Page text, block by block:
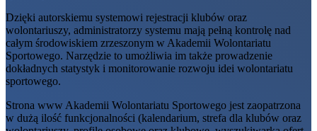
Dzięki autorskiemu systemowi rejestracji klubów oraz
wolontariuszy, administratorzy systemu mają pełną kontrolę nad
całym środowiskiem zrzeszonym w Akademii Wolontariatu
Sportowego. Narzędzie to umożliwia im także prowadzenie
dokładnych statystyk i monitorowanie rozwoju idei wolontariatu
sportowego.
Strona www Akademii Wolontariatu Sportowego jest zaopatrzona
w dużą ilość funkcjonalności (kalendarium, strefa dla klubów oraz